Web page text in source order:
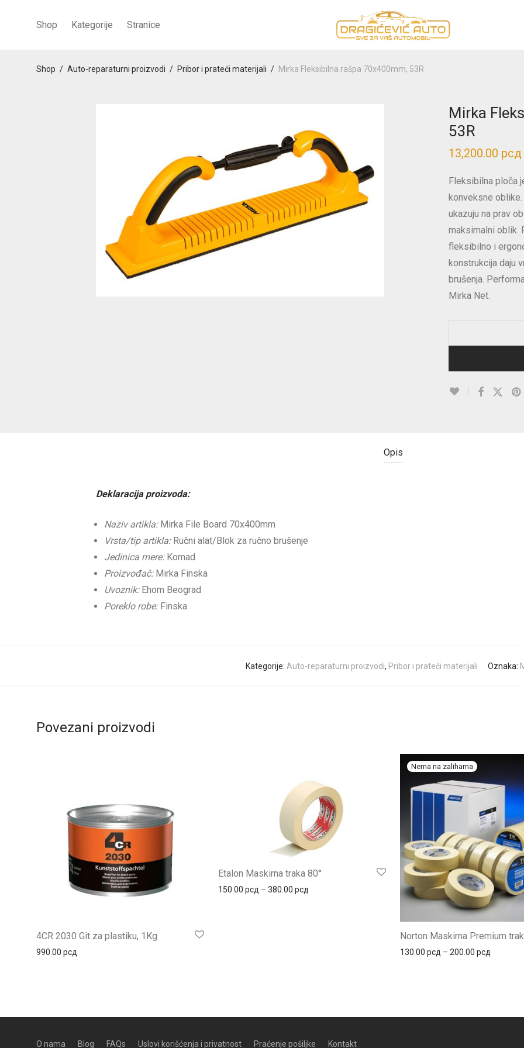
Shop Kategorije Stranice
Shop / Auto-reparaturni proizvodi / Pribor i prateći materijali / Mirka Fleksibilna rašpa 70x400mm, 53R
Mirka
53R
13,200.00 рсд
Fleksibilna ploča
konveksne
ukazuju na prav
maksimalni oblik.
fleksibilno i
konstrukcija daju
brušenja.
Mirka Net.
Opis
Deklaracija proizvoda:
Naziv artikla:Mirka File Board 70x400mm
Vrsta/tip artikla: Ručni alat/Blok za ručno brušenje
Jedinica mere:Komad
Proizvođač:Mirka Finska
Uvoznik:Ehom Beograd
Poreklo robe:Finska
Kategorije: Auto-reparaturni proizvodi, Pribor i prateći materijali Oznaka:
Povezani proizvodi
4CR 2030 Git za plastiku, 1Kg
990.00 рсд
Etalon Maskirna traka 80°
150.00 рсд – 380.00 рсд Распон цена: од 150.00 рсд до 380.00 рсд
Norton Maskirna Premium
130.00 рсд – 200.00 рсд
O nama Blog FAQs Uslovi korišćenja i privatnost Praćenje pošiljke Kontakt